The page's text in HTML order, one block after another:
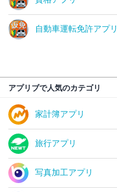
自動車運転免許アプリ
アプリブで人気のカテゴリ
家計簿アプリ
旅行アプリ
写真加工アプリ